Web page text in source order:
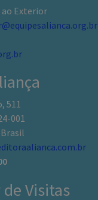
ao Exterior
511
001
Brasil
Visitas